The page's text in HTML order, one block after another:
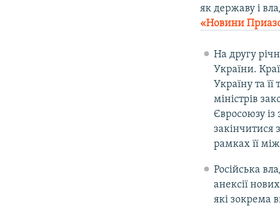
як державу і
«Новини
На другу
України.
Україну та її
міністрів
Євросоюзу
закінчитися
рамках її
Російська
анексії
які зокрема